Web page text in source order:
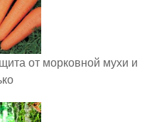
от морковной мухи и